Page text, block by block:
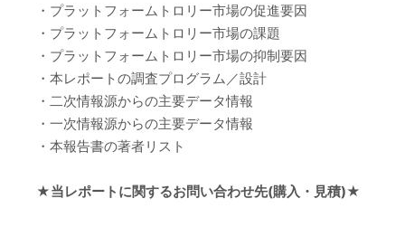
・プラットフォームトロリー市場の促進要因
・プラットフォームトロリー市場の課題
・プラットフォームトロリー市場の抑制要因
・本レポートの調査プログラム／設計
・二次情報源からの主要データ情報
・一次情報源からの主要データ情報
・本報告書の著者リスト
★当レポートに関するお問い合わせ先(購入・見積)★